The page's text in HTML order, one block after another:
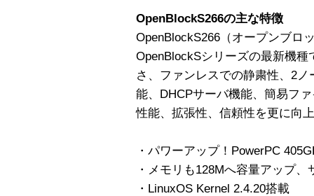
OpenBlockS266の主な特徴
OpenBlockS266（オープンブロ
OpenBlockSシリーズの最新機
さ、ファンレスでの静粛性、2
能、DHCPサーバ機能、簡易フ
性能、拡張性、信頼性を更に向
・パワーアップ！PowerPC
・メモリも128Mへ容量アップ
・LinuxOS Kernel 2.4.20搭載